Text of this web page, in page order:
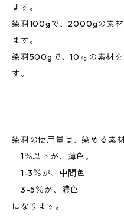
ます。
染料100gで、2000gの素
ます。
染料500gで、10㎏の素材
す。
染料の使用量は、染める素
1％以下が、薄色。
1-3％が、中間色
3-5％が、濃色
になります。